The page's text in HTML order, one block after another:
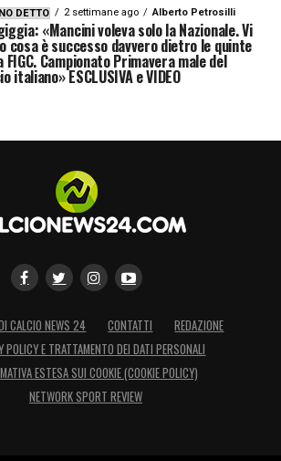
DETTO 2 settimane ago Alberto Petrosilli
«Mancini voleva solo la Nazionale. Vi
cosa è successo davvero dietro le quinte
FIGC. Campionato Primavera male del
italiano» ESCLUSIVA e VIDEO
CALCIO NEWS 24 CONTATTI
REDAZIONE
POLICY E TRATTAMENTO DEI DATI PERSONALI
ESTESA SUI COOKIE (COOKIE POLICY)
NETWORK SPORT REVIEW